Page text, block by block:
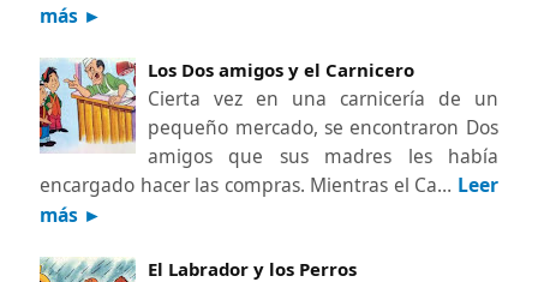
más ►
Los Dos amigos y el Carnicero
Cierta vez en una carnicería de un
pequeño mercado, se encontraron Dos
amigos que sus madres les había
encargado hacer las compras. Mientras el Ca… Leer
más ►
El Labrador y los Perros